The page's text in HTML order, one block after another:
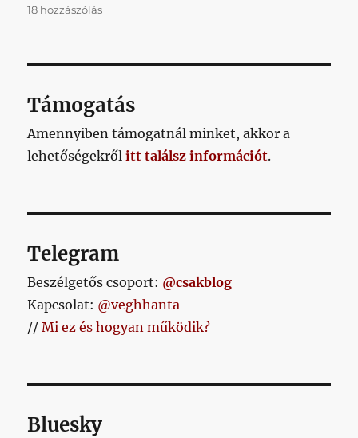
18 hozzászólásNapilanzafame:
mikor
volt
8/8?
Támogatás
Amennyiben támogatnál minket, akkor a
lehetőségekrőlitt találsz információt.
Telegram
Beszélgetős csoport: @csakblog
Kapcsolat: @veghhanta
//Mi ez és hogyan működik?
Bluesky